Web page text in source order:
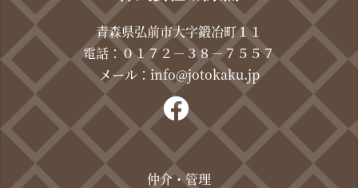
青森県弘前市大字鍛冶町１１
電話：０１７２－３８－７５５７
メール：info@jotokaku.jp
仲介・管理